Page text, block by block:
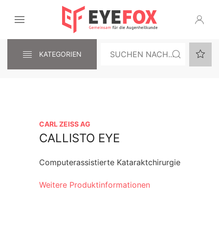
KATEGORIEN
CARL ZEISS AG
CALLISTO EYE
Computerassistierte Kataraktchirurgie
Weitere Produktinformationen